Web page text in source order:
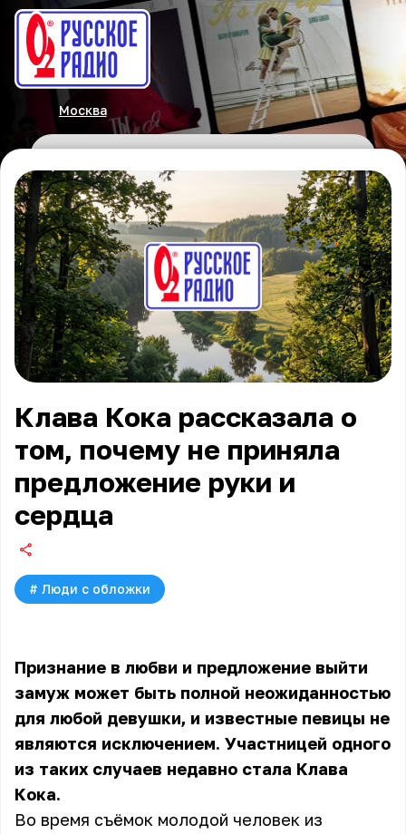
Москва
Клава Кока рассказала о
том, почему не приняла
предложение руки и
сердца
# Люди с обложки
Признание в любви и предложение выйти
замуж может быть полной неожиданностью
для любой девушки, и известные певицы не
являются исключением. Участницей одного
из таких случаев недавно стала Клава
Кока.
Во время съёмок молодой человек из